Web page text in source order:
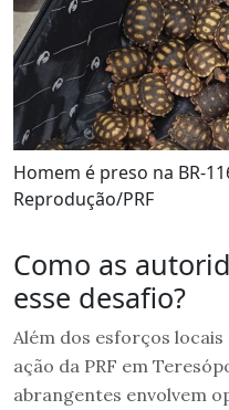
Homem é preso na BR-
Reprodução/PRF
Como as
esse desafio?
Além dos esforços
ação da PRF em
abrangentes envolvem